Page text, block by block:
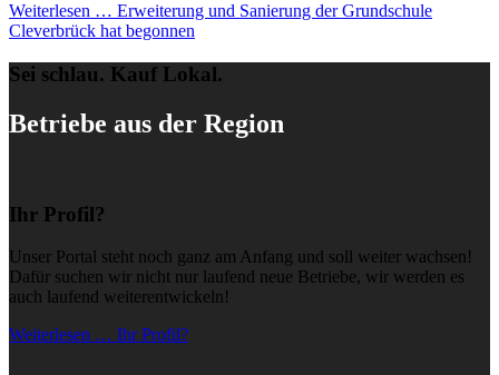
Weiterlesen … Erweiterung und Sanierung der Grundschule
Cleverbrück hat begonnen
Sei schlau. Kauf Lokal.
Betriebe aus der Region
Ihr Profil?
Unser Portal steht noch ganz am Anfang und soll weiter wachsen!
Dafür suchen wir nicht nur laufend neue Betriebe, wir werden es
auch laufend weiterentwickeln!
Weiterlesen … Ihr Profil?